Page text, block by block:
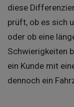
diese
prüft, ob es sich
oder ob eine
Schwierigkeiten
ein Kunde mit
dennoch ein